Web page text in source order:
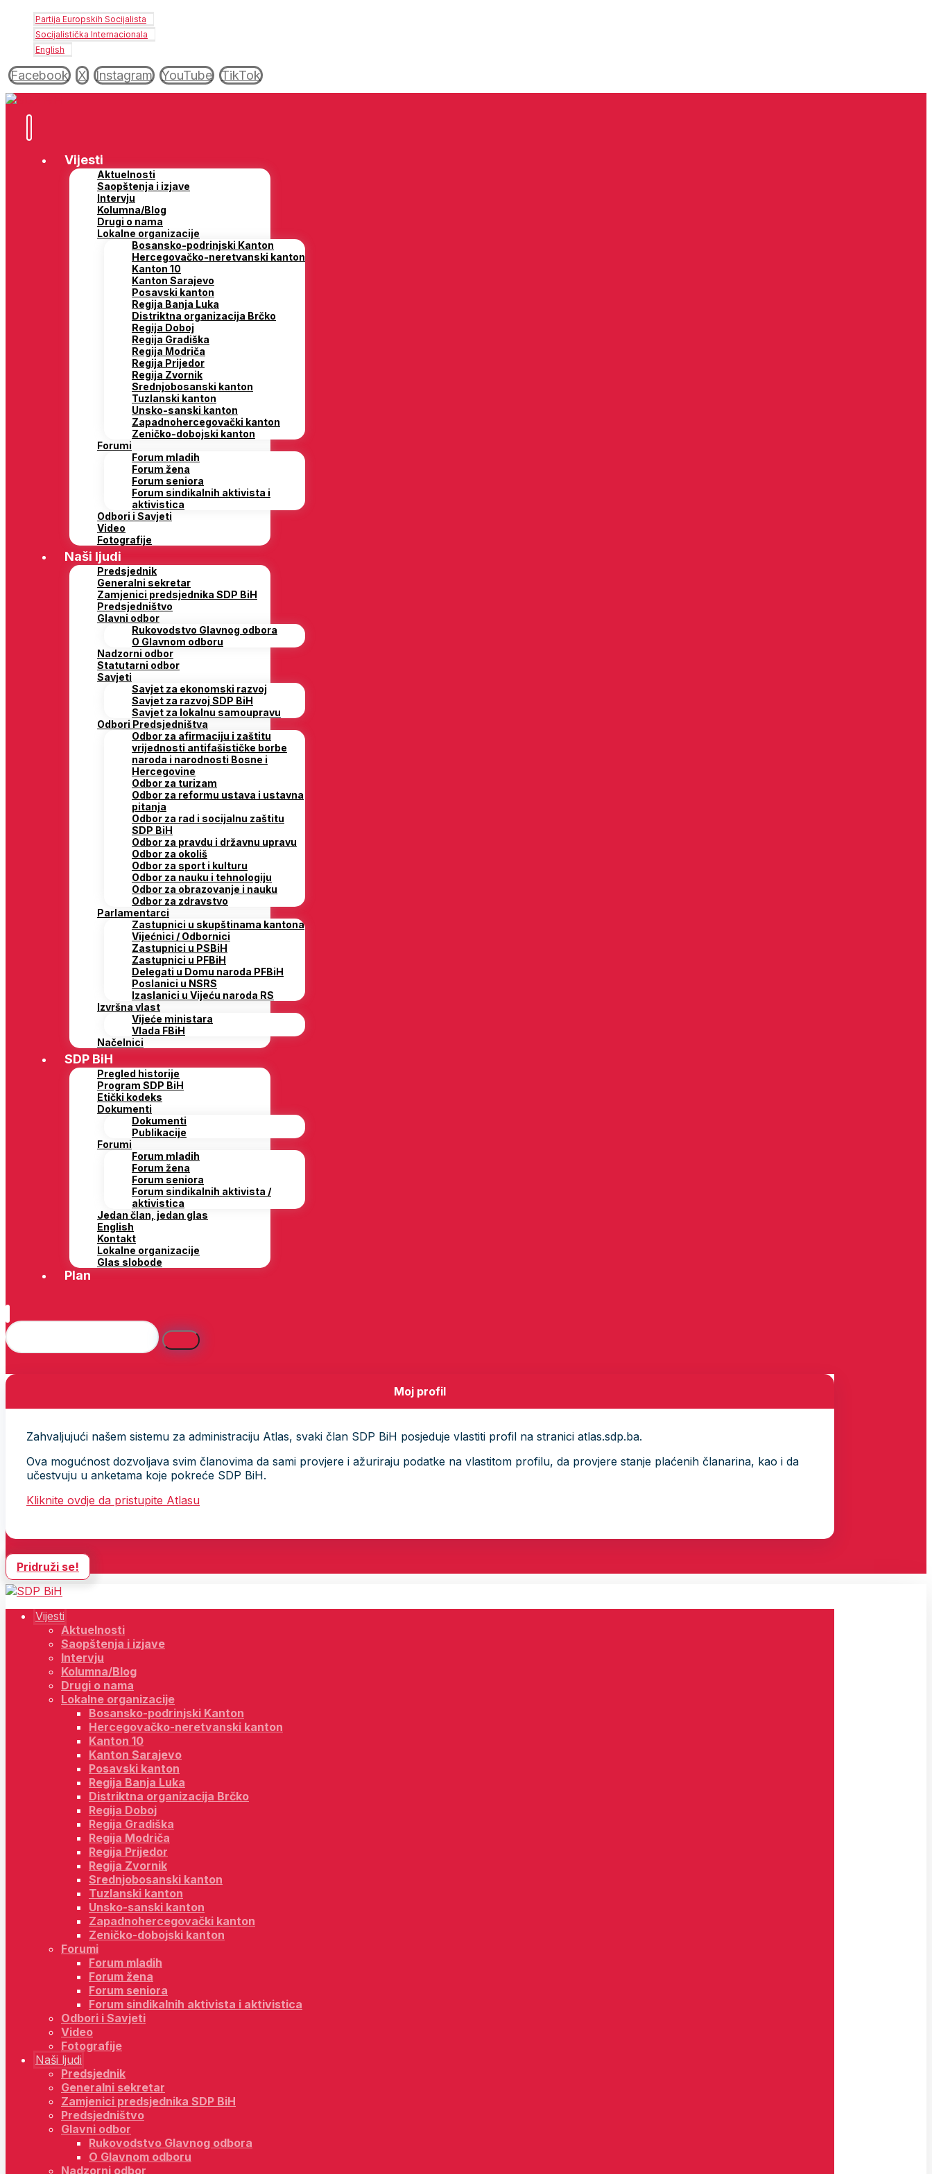
Partija Europskih Socijalista
Socijalistička Internacionala
English
Facebook X Instagram YouTube TikTok
Vijesti
Aktuelnosti
Saopštenja i izjave
Intervju
Kolumna/Blog
Drugi o nama
Lokalne organizacije
Bosansko-podrinjski Kanton
Hercegovačko-neretvanski kanton
Kanton 10
Kanton Sarajevo
Posavski kanton
Regija Banja Luka
Distriktna organizacija Brčko
Regija Doboj
Regija Gradiška
Regija Modriča
Regija Prijedor
Regija Zvornik
Srednjobosanski kanton
Tuzlanski kanton
Unsko-sanski kanton
Zapadnohercegovački kanton
Zeničko-dobojski kanton
Forumi
Forum mladih
Forum žena
Forum seniora
Forum sindikalnih aktivista i
aktivistica
Odbori i Savjeti
Video
Fotografije
Naši ljudi
Predsjednik
Generalni sekretar
Zamjenici predsjednika SDP BiH
Predsjedništvo
Glavni odbor
Rukovodstvo Glavnog odbora
O Glavnom odboru
Nadzorni odbor
Statutarni odbor
Savjeti
Savjet za ekonomski razvoj
Savjet za razvoj SDP BiH
Savjet za lokalnu samoupravu
Odbori Predsjedništva
Odbor za afirmaciju i zaštitu
vrijednosti antifašističke borbe
naroda i narodnosti Bosne i
Hercegovine
Odbor za turizam
Odbor za reformu ustava i ustavna
pitanja
Odbor za rad i socijalnu zaštitu
SDP BiH
Odbor za pravdu i državnu upravu
Odbor za okoliš
Odbor za sport i kulturu
Odbor za nauku i tehnologiju
Odbor za obrazovanje i nauku
Odbor za zdravstvo
Parlamentarci
Zastupnici u skupštinama kantona
Vijećnici / Odbornici
Zastupnici u PSBiH
Zastupnici u PFBiH
Delegati u Domu naroda PFBiH
Poslanici u NSRS
Izaslanici u Vijeću naroda RS
Izvršna vlast
Vijeće ministara
Vlada FBiH
Načelnici
SDP BiH
Pregled historije
Program SDP BiH
Etički kodeks
Dokumenti
Dokumenti
Publikacije
Forumi
Forum mladih
Forum žena
Forum seniora
Forum sindikalnih aktivista /
aktivistica
Jedan član, jedan glas
English
Kontakt
Lokalne organizacije
Glas slobode
Plan
Moj profil
Zahvaljujući našem sistemu za administraciju Atlas, svaki član SDP BiH posjeduje vlastiti profil na stranici atlas.sdp.ba.
Ova mogućnost dozvoljava svim članovima da sami provjere i ažuriraju podatke na vlastitom profilu, da provjere stanje plaćenih članarina, kao i da
učestvuju u anketama koje pokreće SDP BiH.
Kliknite ovdje da pristupite Atlasu
Pridruži se!
Vijesti
Aktuelnosti
Saopštenja i izjave
Intervju
Kolumna/Blog
Drugi o nama
Lokalne organizacije
Bosansko-podrinjski Kanton
Hercegovačko-neretvanski kanton
Kanton 10
Kanton Sarajevo
Posavski kanton
Regija Banja Luka
Distriktna organizacija Brčko
Regija Doboj
Regija Gradiška
Regija Modriča
Regija Prijedor
Regija Zvornik
Srednjobosanski kanton
Tuzlanski kanton
Unsko-sanski kanton
Zapadnohercegovački kanton
Zeničko-dobojski kanton
Forumi
Forum mladih
Forum žena
Forum seniora
Forum sindikalnih aktivista i aktivistica
Odbori i Savjeti
Video
Fotografije
Naši ljudi
Predsjednik
Generalni sekretar
Zamjenici predsjednika SDP BiH
Predsjedništvo
Glavni odbor
Rukovodstvo Glavnog odbora
O Glavnom odboru
Nadzorni odbor